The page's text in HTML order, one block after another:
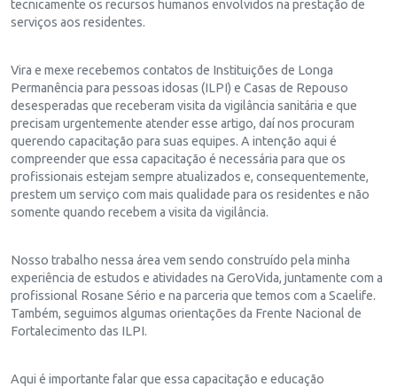
tecnicamente os recursos humanos envolvidos na prestação de
serviços aos residentes.
Vira e mexe recebemos contatos de Instituições de Longa
Permanência para pessoas idosas (ILPI) e Casas de Repouso
desesperadas que receberam visita da vigilância sanitária e que
precisam urgentemente atender esse artigo, daí nos procuram
querendo capacitação para suas equipes. A intenção aqui é
compreender que essa capacitação é necessária para que os
profissionais estejam sempre atualizados e, consequentemente,
prestem um serviço com mais qualidade para os residentes e não
somente quando recebem a visita da vigilância.
Nosso trabalho nessa área vem sendo construído pela minha
experiência de estudos e atividades na GeroVida, juntamente com a
profissional Rosane Sério e na parceria que temos com a Scaelife.
Também, seguimos algumas orientações da Frente Nacional de
Fortalecimento das ILPI.
Aqui é importante falar que essa capacitação e educação